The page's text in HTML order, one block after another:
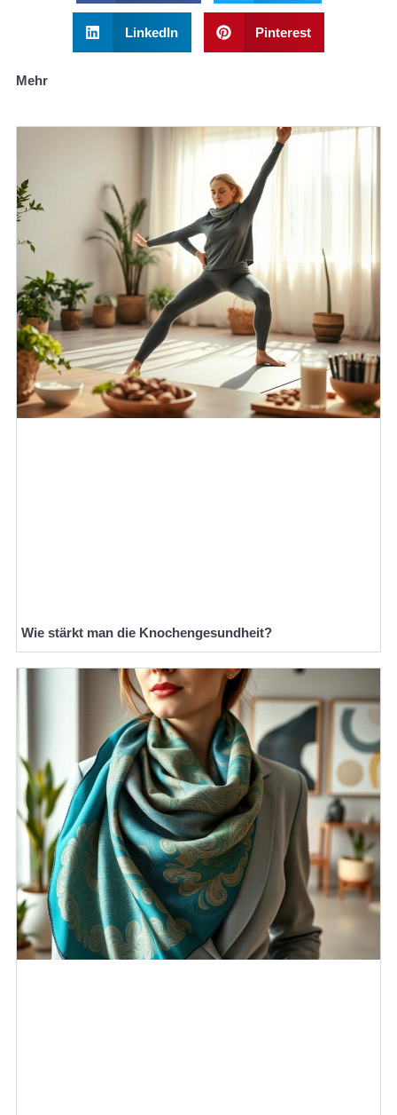
LinkedIn Pinterest
Mehr
Wie stärkt man die Knochengesundheit?